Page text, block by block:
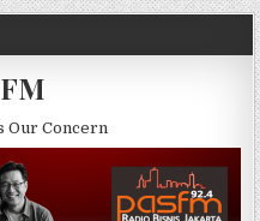
Our Concern